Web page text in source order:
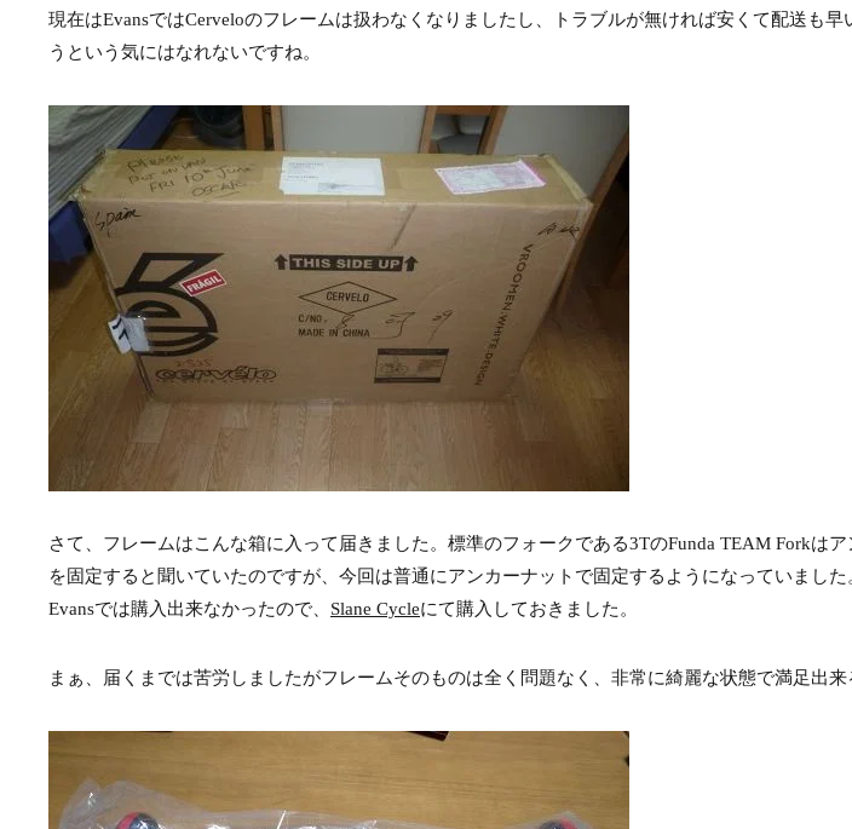
現在はEvansではCerveloのフレームは扱わなくなりましたし、トラブルが無ければ安くて配送も
うという気にはなれないですね。
さて、フレームはこんな箱に入って届きました。標準のフォークである3TのFunda TEAM Forkは
を固定すると聞いていたのですが、今回は普通にアンカーナットで固定するようになっていまし
Evansでは購入出来なかったので、 Slane Cycleにて購入しておきました。
まぁ、届くまでは苦労しましたがフレームそのものは全く問題なく、非常に綺麗な状態で満足出来